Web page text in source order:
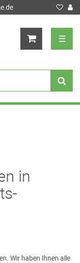
☰
in
Wir haben Ihnen alle